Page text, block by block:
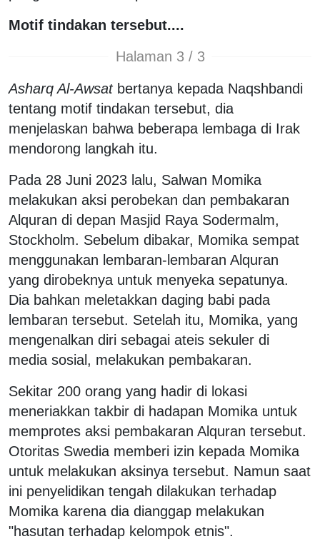
Motif tindakan tersebut....
Halaman 3 / 3
Asharq Al-Awsatbertanya kepada Naqshbandi
tentang motif tindakan tersebut, dia
menjelaskan bahwa beberapa lembaga di Irak
mendorong langkah itu.
Pada 28 Juni 2023 lalu, Salwan Momika
melakukan aksi perobekan dan pembakaran
Alquran di depan Masjid Raya Sodermalm,
Stockholm. Sebelum dibakar, Momika sempat
menggunakan lembaran-lembaran Alquran
yang dirobeknya untuk menyeka sepatunya.
Dia bahkan meletakkan daging babi pada
lembaran tersebut. Setelah itu, Momika, yang
mengenalkan diri sebagai ateis sekuler di
media sosial, melakukan pembakaran.
Sekitar 200 orang yang hadir di lokasi
meneriakkan takbir di hadapan Momika untuk
memprotes aksi pembakaran Alquran tersebut.
Otoritas Swedia memberi izin kepada Momika
untuk melakukan aksinya tersebut. Namun saat
ini penyelidikan tengah dilakukan terhadap
Momika karena dia dianggap melakukan
"hasutan terhadap kelompok etnis".